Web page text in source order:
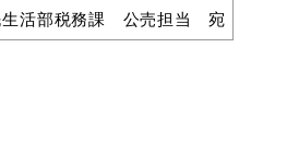
活部税務課 公売担当 宛